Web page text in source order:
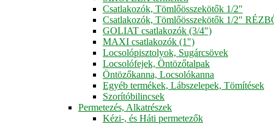
Csatlakozók, Tömlőösszekötők 1/2"
Csatlakozók, Tömlőösszekötők 1/2"
GOLIAT csatlakozók (3/4")
MAXI csatlakozók (1")
Locsolópisztolyok, Sugárcsövek
Locsolófejek, Öntözőtalpak
Öntözőkanna, Locsolókanna
Egyéb termékek, Lábszelepek, Tömítések
Szorítóbilincsek
Permetezés, Alkatrészek
Kézi-, és Háti permetezők